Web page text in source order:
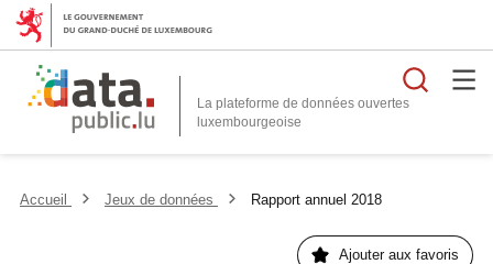
La plateforme de données ouvertes
Accueil Jeux de données Rapport annuel 2018
Ajouter aux favoris